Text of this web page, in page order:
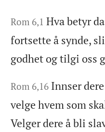
Rom 6,1 Hva betyr
fortsette å synde,
godhet og tilgi oss
Rom 6,16 Innser
velge hvem som
Velger dere å bli